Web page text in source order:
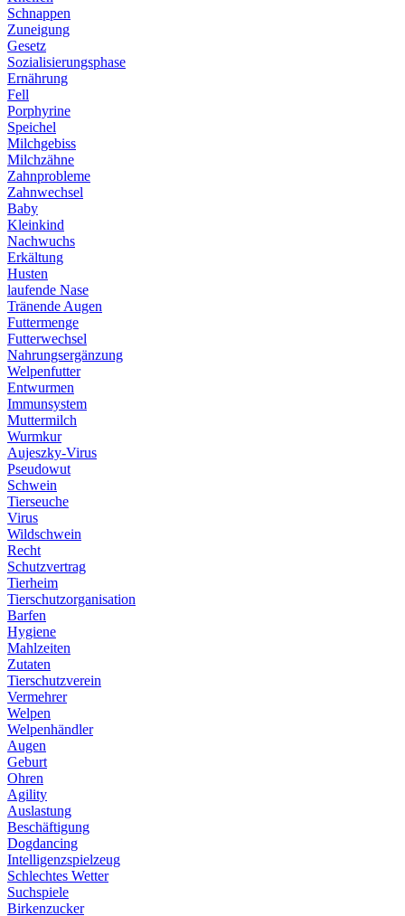
Schnappen
Zuneigung
Gesetz
Sozialisierungsphase
Ernährung
Fell
Porphyrine
Speichel
Milchgebiss
Milchzähne
Zahnprobleme
Zahnwechsel
Baby
Kleinkind
Nachwuchs
Erkältung
Husten
laufende Nase
Tränende Augen
Futtermenge
Futterwechsel
Nahrungsergänzung
Welpenfutter
Entwurmen
Immunsystem
Muttermilch
Wurmkur
Aujeszky-Virus
Pseudowut
Schwein
Tierseuche
Virus
Wildschwein
Recht
Schutzvertrag
Tierheim
Tierschutzorganisation
Barfen
Hygiene
Mahlzeiten
Zutaten
Tierschutzverein
Vermehrer
Welpen
Welpenhändler
Augen
Geburt
Ohren
Agility
Auslastung
Beschäftigung
Dogdancing
Intelligenzspielzeug
Schlechtes Wetter
Suchspiele
Birkenzucker